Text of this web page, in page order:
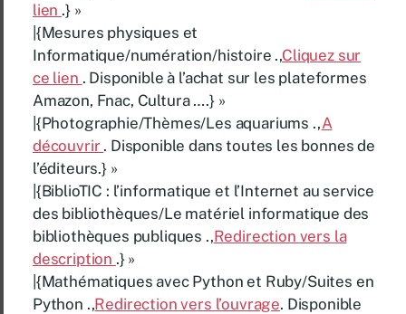
lien .} »
|{Mesures physiques et
Informatique/numération/histoire .,Cliquez sur
ce lien . Disponible à l’achat sur les plateformes
Amazon, Fnac, Cultura ….} »
|{Photographie/Thèmes/Les aquariums .,A
découvrir . Disponible dans toutes les bonnes de
l’éditeurs.} »
|{BiblioTIC : l’informatique et l’Internet au service
des bibliothèques/Le matériel informatique des
bibliothèques publiques .,Redirection vers la
description .} »
|{Mathématiques avec Python et Ruby/Suites en
Python .,Redirection vers l’ouvrage. Disponible